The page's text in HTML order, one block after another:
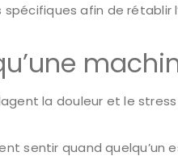
afin de rétablir
la douleur et le
sentir quand quelqu’un